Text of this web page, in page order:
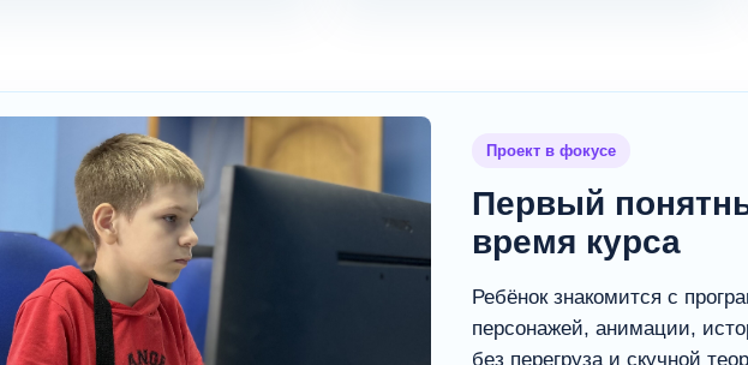
Проект в фокусе
Первый
время курса
Ребёнок знакомится с
персонажей, анимации,
без перегруза и скучной